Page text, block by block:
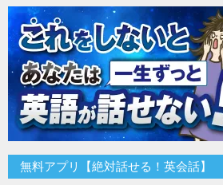
無料アプリ【絶対話せる！英会話】